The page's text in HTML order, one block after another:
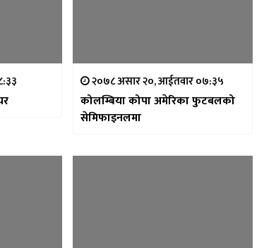
२०७८ असार २०, आईतवार ०७:३५
कोलम्बिया कोपा अमेरिका फुटबलको
सेमिफाइनलमा